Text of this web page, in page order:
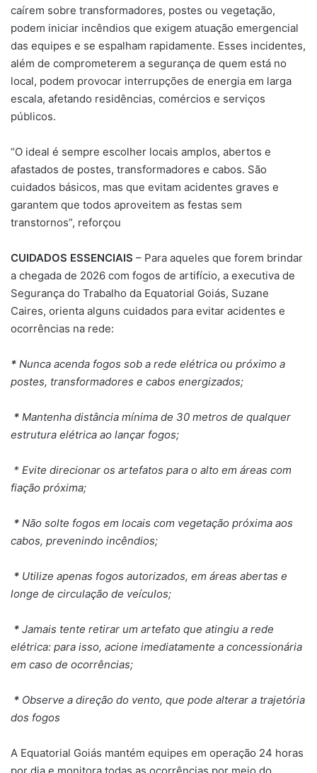
caírem sobre transformadores, postes ou vegetação,
podem iniciar incêndios que exigem atuação emergencial
das equipes e se espalham rapidamente. Esses incidentes,
além de comprometerem a segurança de quem está no
local, podem provocar interrupções de energia em larga
escala, afetando residências, comércios e serviços
públicos.
“O ideal é sempre escolher locais amplos, abertos e
afastados de postes, transformadores e cabos. São
cuidados básicos, mas que evitam acidentes graves e
garantem que todos aproveitem as festas sem
transtornos”, reforçou
CUIDADOS ESSENCIAIS – Para aqueles que forem brindar
a chegada de 2026 com fogos de artifício, a executiva de
Segurança do Trabalho da Equatorial Goiás, Suzane
Caires, orienta alguns cuidados para evitar acidentes e
ocorrências na rede:
* Nunca acenda fogos sob a rede elétrica ou próximo a
postes, transformadores e cabos energizados;
* Mantenha distância mínima de 30 metros de qualquer
estrutura elétrica ao lançar fogos;
* Evite direcionar os artefatos para o alto em áreas com
fiação próxima;
* Não solte fogos em locais com vegetação próxima aos
cabos, prevenindo incêndios;
* Utilize apenas fogos autorizados, em áreas abertas e
longe de circulação de veículos;
* Jamais tente retirar um artefato que atingiu a rede
elétrica: para isso, acione imediatamente a concessionária
em caso de ocorrências;
* Observe a direção do vento, que pode alterar a trajetória
dos fogos
A Equatorial Goiás mantém equipes em operação 24 horas